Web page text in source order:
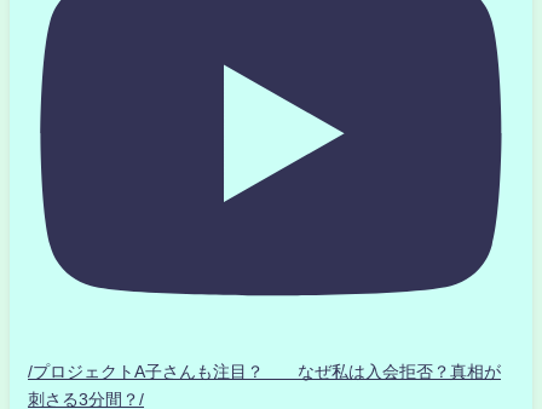
/プロジェクトA子さんも注目？ なぜ私は入会拒否？真相が
刺さる3分間？/